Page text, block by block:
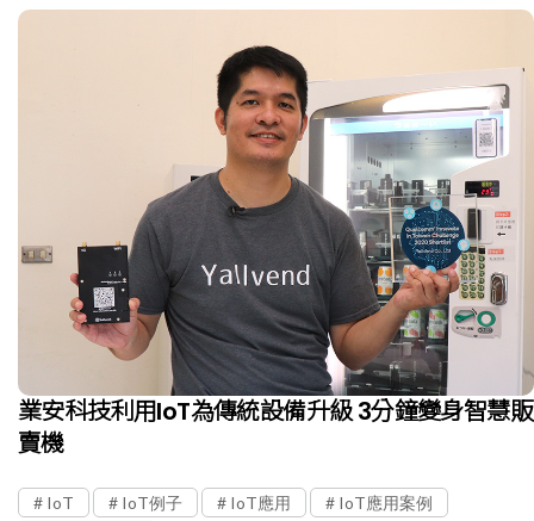
業安科技利用IoT為傳統設備升級 3分鐘變身智慧販
賣機
IoT IoT例子 IoT應用
IoT應用案例